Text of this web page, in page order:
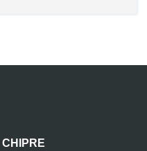
CHIPRE